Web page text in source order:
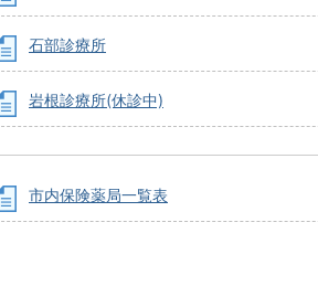
石部診療所
岩根診療所(休診中)
市内保険薬局一覧表